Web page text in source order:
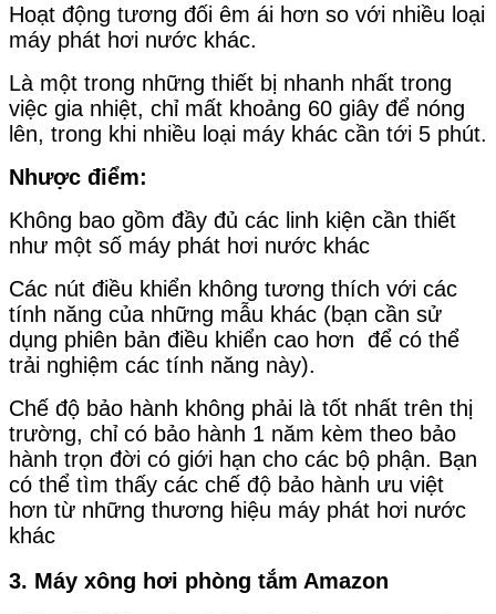
Hoạt động tương đối êm ái hơn so với nhiều loại
máy phát hơi nước khác.
Là một trong những thiết bị nhanh nhất trong
việc gia nhiệt, chỉ mất khoảng 60 giây để nóng
lên, trong khi nhiều loại máy khác cần tới 5 phút.
Nhược điểm:
Không bao gồm đầy đủ các linh kiện cần thiết
như một số máy phát hơi nước khác
Các nút điều khiển không tương thích với các
tính năng của những mẫu khác (bạn cần sử
dụng phiên bản điều khiển cao hơn để có thể
trải nghiệm các tính năng này).
Chế độ bảo hành không phải là tốt nhất trên thị
trường, chỉ có bảo hành 1 năm kèm theo bảo
hành trọn đời có giới hạn cho các bộ phận. Bạn
có thể tìm thấy các chế độ bảo hành ưu việt
hơn từ những thương hiệu máy phát hơi nước
khác
3. Máy xông hơi phòng tắm Amazon